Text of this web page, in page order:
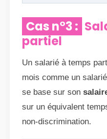
Cas n°3 :
partiel
Un salarié à temps
mois comme un
se base sur son
sur un équivalent
non-discrimination.